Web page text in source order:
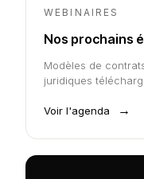
WEBINAIRES
Nos prochains
Modèles de
juridiques
Voir l'agenda →